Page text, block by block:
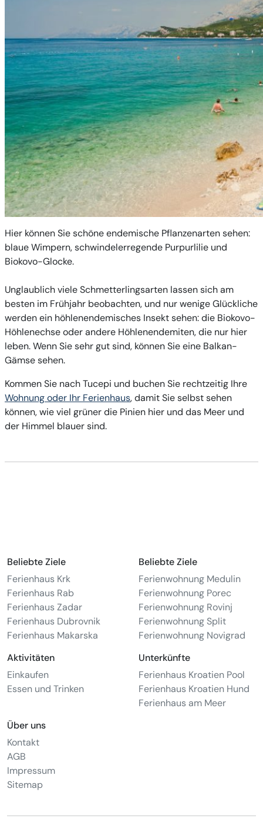
Hier können Sie schöne endemische Pflanzenarten sehen:
blaue Wimpern, schwindelerregende Purpurlilie und
Biokovo-Glocke.
Unglaublich viele Schmetterlingsarten lassen sich am
besten im Frühjahr beobachten, und nur wenige Glückliche
werden ein höhlenendemisches Insekt sehen: die Biokovo-
Höhlenechse oder andere Höhlenendemiten, die nur hier
leben. Wenn Sie sehr gut sind, können Sie eine Balkan-
Gämse sehen.
Kommen Sie nach Tucepi und buchen Sie rechtzeitig Ihre
Wohnung oder Ihr Ferienhaus, damit Sie selbst sehen
können, wie viel grüner die Pinien hier und das Meer und
der Himmel blauer sind.
Beliebte Ziele
Ferienhaus Krk
Ferienhaus Rab
Ferienhaus Zadar
Ferienhaus Dubrovnik
Ferienhaus Makarska
Beliebte Ziele
Ferienwohnung Medulin
Ferienwohnung Porec
Ferienwohnung Rovinj
Ferienwohnung Split
Ferienwohnung Novigrad
Aktivitäten
Einkaufen
Essen und Trinken
Unterkünfte
Ferienhaus Kroatien Pool
Ferienhaus Kroatien Hund
Ferienhaus am Meer
Über uns
Kontakt
AGB
Impressum
Sitemap